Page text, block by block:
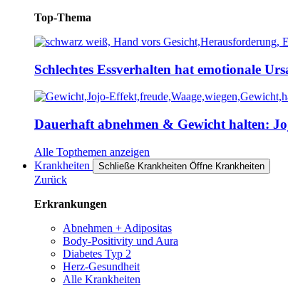
Top-Thema
Schlechtes Essverhalten hat emotionale
Dauerhaft abnehmen & Gewicht halten:
Alle Topthemen anzeigen
Krankheiten
Schließe Krankheiten Öffne Krankheiten
Zurück
Erkrankungen
Abnehmen + Adipositas
Body-Positivity und Aura
Diabetes Typ 2
Herz-Gesundheit
Alle Krankheiten